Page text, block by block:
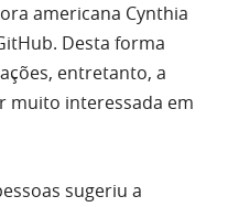
americana Cynthia
Desta forma
entretanto, a
muito interessada em
sugeriu a